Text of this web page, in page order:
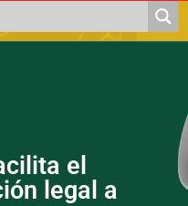
el
legal a